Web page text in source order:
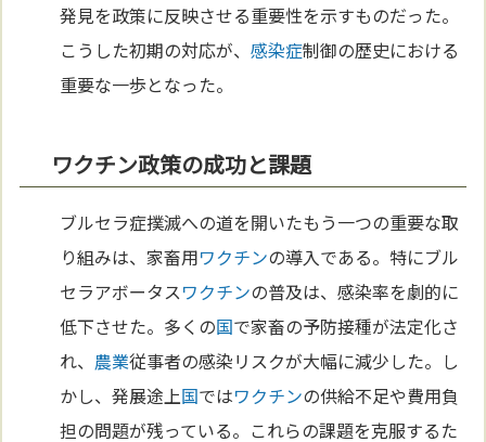
発見を政策に反映させる重要性を示すものだった。
こうした初期の対応が、感染症制御の歴史における
重要な一歩となった。
ワクチン政策の成功と課題
ブルセラ症撲滅への道を開いたもう一つの重要な取
り組みは、家畜用ワクチンの導入である。特にブル
セラアボータスワクチンの普及は、感染率を劇的に
低下させた。多くの国で家畜の予防接種が法定化さ
れ、 農業従事者の感染リスクが大幅に減少した。し
かし、発展途上国ではワクチンの供給不足や費用負
担の問題が残っている。これらの課題を克服するた